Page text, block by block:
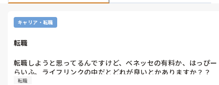
キャリア・転職
転職
転職しようと思ってるんですけど、ベネッセの有料か、はっぴー
らいふ、ライフリンクの中だとどれが良いとかありますか？？
転職